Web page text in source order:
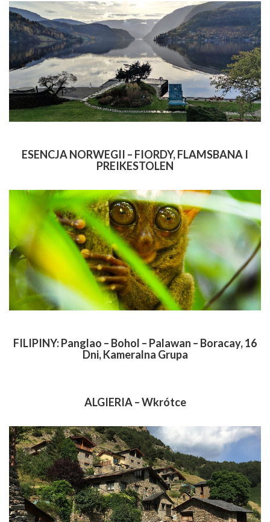
ESENCJA NORWEGII – FIORDY, FLAMSBANA I
PREIKESTOLEN
FILIPINY: Panglao – Bohol – Palawan – Boracay, 16
Dni, Kameralna Grupa
ALGIERIA – Wkrótce